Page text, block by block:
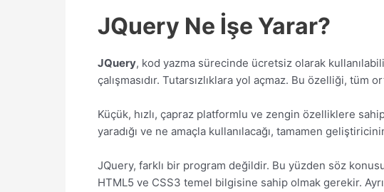
JQuery Ne İşe Yarar?
JQuery, kod yazma sürecinde ücretsiz olarak
çalışmasıdır. Tutarsızlıklara yol açmaz. Bu özelliği, tüm
Küçük, hızlı, çapraz platformlu ve zengin özelliklere
yaradığı ve ne amaçla kullanılacağı, tamamen
JQuery, farklı bir program değildir. Bu yüzden söz
HTML5 ve CSS3 temel bilgisine sahip olmak gerekir.